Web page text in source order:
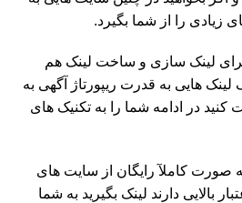
زیادی را از شما بگیرد.
لینک سازی و ساخت لینک هم
لینک هایی به قدرت ریپورتاژ آگهی به
کنید در ادامه شما را به تکنیک های
صورت کاملآ رایگان از سایت های
بالایی دارند لینک بگیرید به شما